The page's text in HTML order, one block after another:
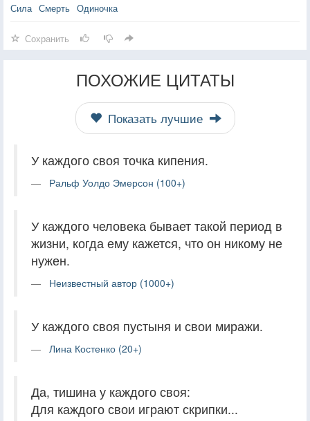
Сила Смерть Одиночка
Сохранить
ПОХОЖИЕ ЦИТАТЫ
Показать лучшие
У каждого своя точка кипения.
Ральф Уолдо Эмерсон (100+)
У каждого человека бывает такой период в
жизни, когда ему кажется, что он никому не
нужен.
Неизвестный автор (1000+)
У каждого своя пустыня и свои миражи.
Лина Костенко (20+)
Да, тишина у каждого своя:
Для каждого свои играют скрипки...